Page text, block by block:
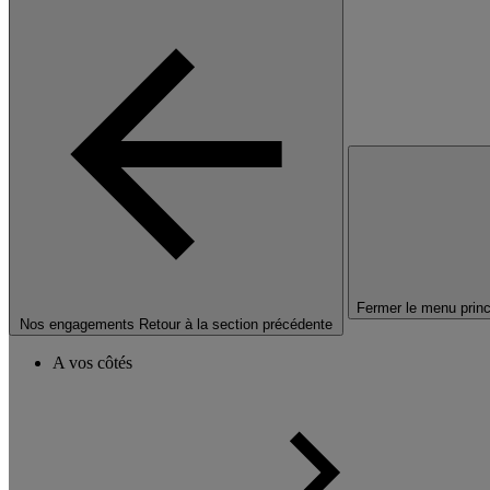
Nos engagements Retour à la section précédente
Fermer le menu
A vos côtés